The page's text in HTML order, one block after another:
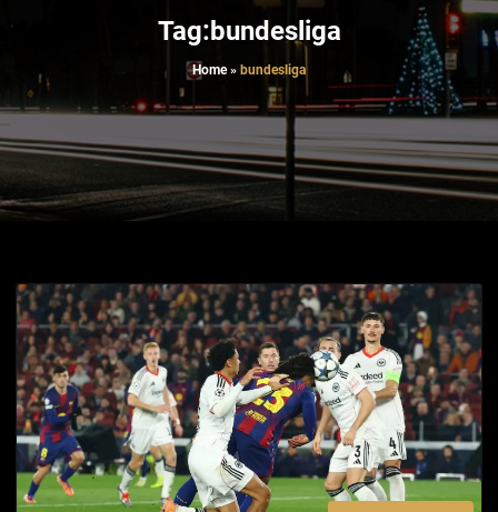
Tag:bundesliga
Home» bundesliga